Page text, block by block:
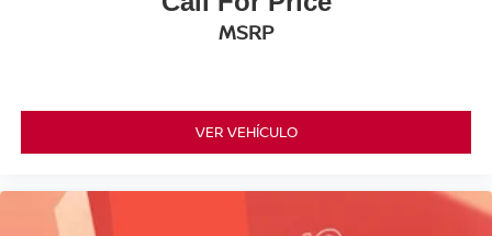
MSRP
VER VEHÍCULO